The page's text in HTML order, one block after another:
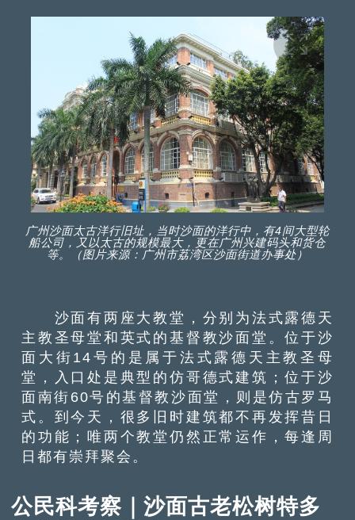
广州沙面太古洋行旧址，当时沙面的洋行中，有4间大型轮
船公司，又以太古的规模最大，更在广州兴建码头和货仓
等。（图片来源：广州市荔湾区沙面街道办事处）
沙面有两座大教堂，分别为法式露德天
主教圣母堂和英式的基督教沙面堂。位于沙
面大街14号的是属于法式露德天主教圣母
堂，入口处是典型的仿哥德式建筑；位于沙
面南街60号的基督教沙面堂，则是仿古罗马
式。到今天，很多旧时建筑都不再发挥昔日
的功能；唯两个教堂仍然正常运作，每逢周
日都有崇拜聚会。
公民科考察｜沙面古老松树特多